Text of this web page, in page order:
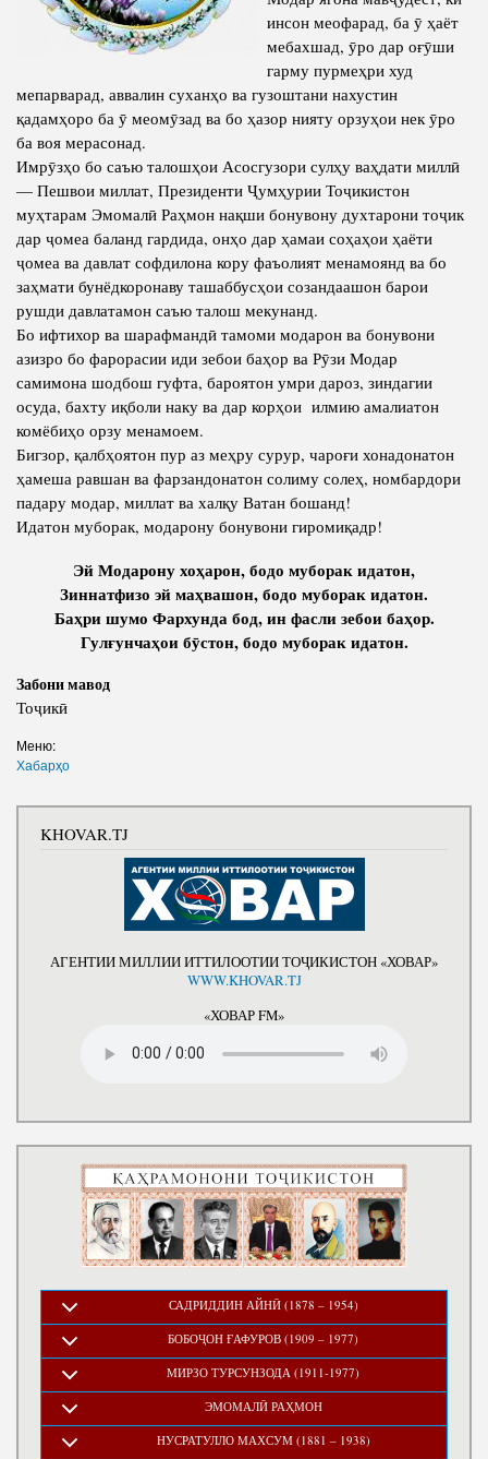
Салоҳият
Тарҷумаи ҳол
Мақолаҳо
Хадамоти матбуот
ПРЕЗИДЕНТИ ҶУМҲУРИИ ТОҶИКИСТОН
Сохтори Институт
Роҳбарон ва кормандон
Таърихи роҳбарон
инсон меофарад, ба ӯ ҳаёт
мебахшад, ӯро дар оғӯши
гарму пурмеҳри худ
мепарварад, аввалин суханҳо ва гузоштани нахустин
қадамҳоро ба ӯ меомӯзад ва бо ҳазор нияту орзуҳои нек ӯро
ба воя мерасонад.
Имрӯзҳо бо саъю талошҳои Асосгузори сулҳу ваҳдати миллӣ
— Пешвои миллат, Президенти Ҷумҳурии Тоҷикистон
муҳтарам Эмомалӣ Раҳмон нақши бонувону духтарони тоҷик
дар ҷомеа баланд гардида, онҳо дар ҳамаи соҳаҳои ҳаёти
ҷомеа ва давлат софдилона кору фаъолият менамоянд ва бо
заҳмати бунёдкоронаву ташаббусҳои созандаашон барои
рушди давлатамон саъю талош мекунанд.
Бо ифтихор ва шарафмандӣ тамоми модарон ва бонувони
азизро бо фарорасии иди зебои баҳор ва Рӯзи Модар
самимона шодбош гуфта, бароятон умри дароз, зиндагии
осуда, бахту иқболи наку ва дар корҳои илмию амалиатон
комёбиҳо орзу менамоем.
Бигзор, қалбҳоятон пур аз меҳру сурур, чароғи хонадонатон
ҳамеша равшан ва фарзандонатон солиму солеҳ, номбардори
падару модар, миллат ва халқу Ватан бошанд!
Идатон муборак, модарону бонувони гиромиқадр!
Эй Модарону хоҳарон, бодо муборак идатон,
Зиннатфизо эй маҳвашон, бодо муборак идатон.
Баҳри шумо Фархунда бод, ин фасли зебои баҳор.
Гулғунчаҳои бӯстон, бодо муборак идатон.
Забони мавод
Тоҷикӣ
Меню:
Хабарҳо
KHOVAR.TJ
АГЕНТИИ МИЛЛИИ ИТТИЛООТИИ ТОҶИКИСТОН «ХОВАР»
WWW.KHOVAR.TJ
«ХОВАР FM»
САДРИДДИН АЙНӢ (1878 – 1954)
БОБОҶОН ҒАФУРОВ (1909 – 1977)
МИРЗО ТУРСУНЗОДА (1911-1977)
ЭМОМАЛӢ РАҲМОН
НУСРАТУЛЛО МАХСУМ (1881 – 1938)